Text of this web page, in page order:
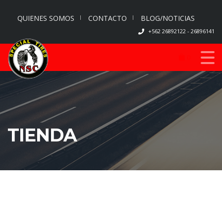
QUIENES SOMOS CONTACTO BLOG/NOTICIAS
+562 26892122 - 26896141
TIENDA